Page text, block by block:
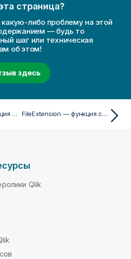
страница?
либо проблему на этой
— будь то
шаг или техническая
об этом!
здесь
FileBaseName — функция скрипта FileExtension — функция скрипта
Qlik